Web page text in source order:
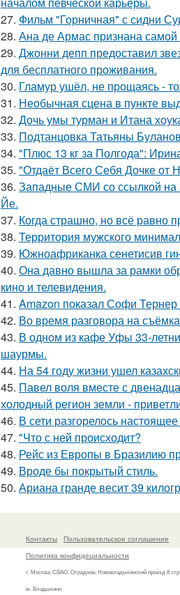
27. Фильм "Горничная" с сидни
28. Ана де Армас признана самой
29. Джонни депп предоставил
для бесплатного проживания.
30. Гламур ушёл, не прощаясь -
31. Необычная сцена в пункте
32. Дочь умы турман и Итана
33. Подтанцовка Татьяны
34. "Плюс 13 кг за Полгода":
35. "Отдаёт Всего Себя Дочке от
36. Западные СМИ со ссылкой на
Йе.
37. Когда страшно, но всё равно
38. Территория мужского
39. Южноафриканка сенетисив
40. Она давно вышла за рамки
кино и телевидения.
41. Amazon показал Софи
42. Во время разговора на
43. В одном из кафе Уфы 33-
шаурмы.
44. На 54 году жизни ушел
45. Павел воля вместе с
холодный регион земли -
46. В сети разгорелось
47. "Что с ней происходит?
48. Рейс из Европы в Бразилию
49. Вроде бы покрытый стиль.
50. Ариана гранде весит 39
Контакты
Пользовательское соглашение
Политика конфидециальности
г. Москва, СВАО, Отрадное, Нововладыкинский проезд 8
м. Владыкино